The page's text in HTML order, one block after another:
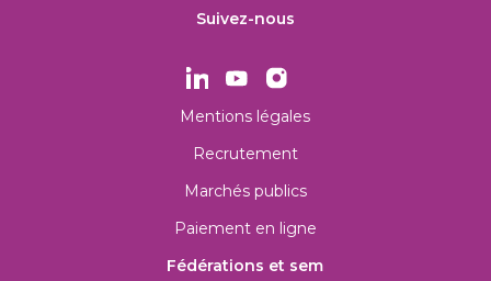
Suivez-nous
Mentions légales
Recrutement
Marchés publics
Paiement en ligne
Fédérations et sem